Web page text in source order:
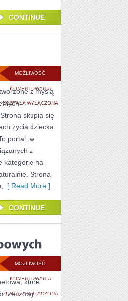
CONTINUE
MOŻLIWOŚĆ
KOMENTOWANIADIY
DLA
MALUCHA
ZOSTAŁA WYŁĄCZONA
z myślą
skupia się
życia dziecka
portal, w
z
kategorie na
Strona
[ Read More ]
CONTINUE
MOŻLIWOŚĆ
KOMENTOWANIAOCHRONA
DANYCH
ZOSTAŁA WYŁĄCZONA
które
rzeczowy.